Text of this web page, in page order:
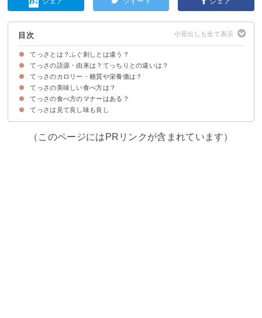
目次
てっさとは？ふぐ刺しとは違う？
てっさは「ふぐ刺し」の関西地方での呼び名
てっさの値段
てっさの語源・由来は？てっちりとの違いは？
てっさは【鉄砲の刺身】が由来
てっちりはふぐ鍋のこと
てっさのカロリー・糖質や栄養価は？
てっさの美味しい食べ方は？
てっさに合う薬味・調味料
てっさの食べ方のマナーはある？
①皿の真ん中から食べる
②同時に何枚もすくわない
③直接すだちを絞らない
④ポン酢の小皿は手で持つ
てっさは見て良し味も良し
（このページにはPRリンクが含まれています）